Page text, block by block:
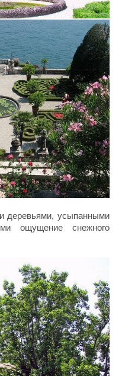
деревьями, усыпанными
ощущение снежного